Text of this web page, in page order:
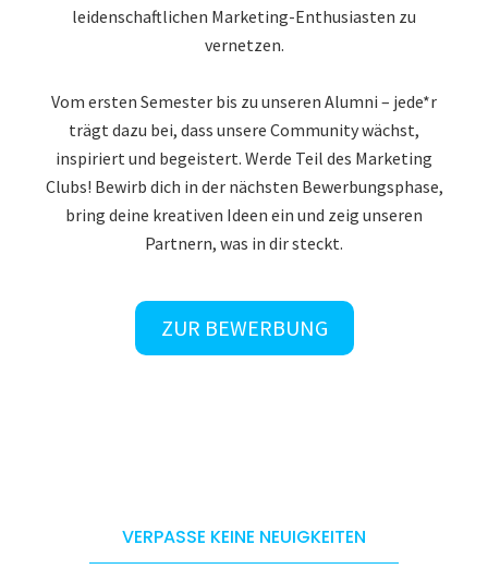
leidenschaftlichen Marketing-Enthusiasten zu
vernetzen.
Vom ersten Semester bis zu unseren Alumni – jede*r
trägt dazu bei, dass unsere Community wächst,
inspiriert und begeistert. Werde Teil des Marketing
Clubs! Bewirb dich in der nächsten Bewerbungsphase,
bring deine kreativen Ideen ein und zeig unseren
Partnern, was in dir steckt.
ZUR BEWERBUNG
VERPASSE KEINE NEUIGKEITEN